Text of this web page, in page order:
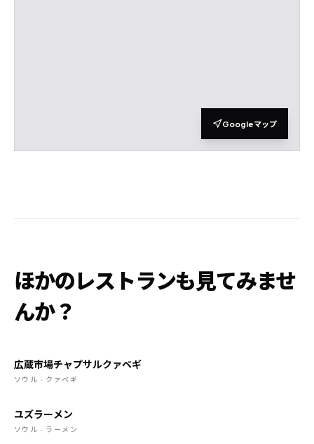
Googleマップ
ほかのレストランも見てみませ
んか？
広蔵市場チャプサルクァベギ
ソウル · クァベギ
ユズラーメン
ソウル · ラーメン